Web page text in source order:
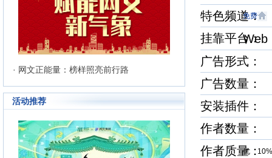
· 网文正能量：榜样照亮前行路
活动推荐
特色频道
免费
挂靠平台
广告形式：
广告数量：
安装插件：
作者数量
作者质量优 10%